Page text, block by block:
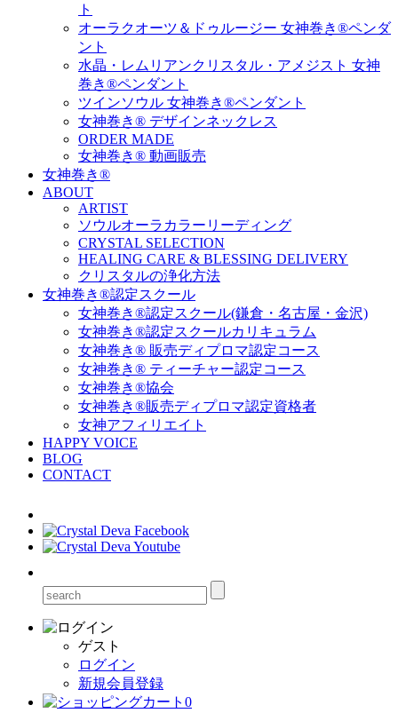
ト
オーラクオーツ＆ドゥルージー 女神巻き®ペンダ
ント
水晶・レムリアンクリスタル・アメジスト 女神
巻き®ペンダント
ツインソウル 女神巻き®ペンダント
女神巻き® デザインネックレス
ORDER MADE
女神巻き® 動画販売
女神巻き®
ABOUT
ARTIST
ソウルオーラカラーリーディング
CRYSTAL SELECTION
HEALING CARE & BLESSING DELIVERY
クリスタルの浄化方法
女神巻き®認定スクール
女神巻き®認定スクール(鎌倉・名古屋・金沢)
女神巻き®認定スクールカリキュラム
女神巻き® 販売ディプロマ認定コース
女神巻き® ティーチャー認定コース
女神巻き®協会
女神巻き®販売ディプロマ認定資格者
女神アフィリエイト
HAPPY VOICE
BLOG
CONTACT
ゲスト
ログイン
新規会員登録
0